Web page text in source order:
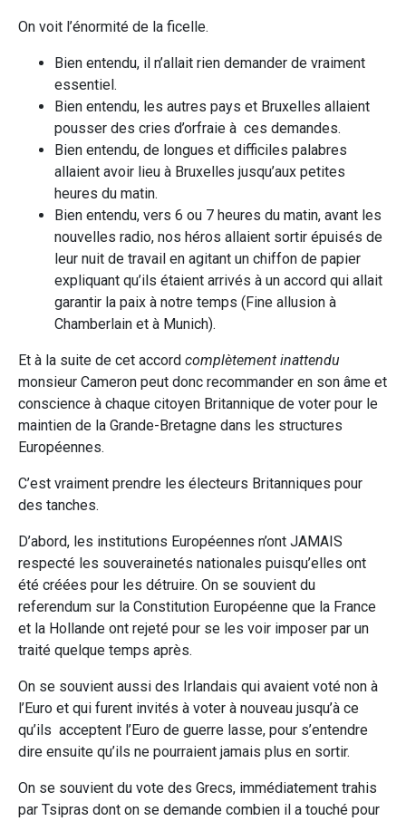
On voit l’énormité de la ficelle.
Bien entendu, il n’allait rien demander de vraiment
essentiel.
Bien entendu, les autres pays et Bruxelles allaient
pousser des cries d’orfraie à ces demandes.
Bien entendu, de longues et difficiles palabres
allaient avoir lieu à Bruxelles jusqu’aux petites
heures du matin.
Bien entendu, vers 6 ou 7 heures du matin, avant les
nouvelles radio, nos héros allaient sortir épuisés de
leur nuit de travail en agitant un chiffon de papier
expliquant qu’ils étaient arrivés à un accord qui allait
garantir la paix à notre temps (Fine allusion à
Chamberlain et à Munich).
Et à la suite de cet accord complètement inattendu
monsieur Cameron peut donc recommander en son âme et
conscience à chaque citoyen Britannique de voter pour le
maintien de la Grande-Bretagne dans les structures
Européennes.
C’est vraiment prendre les électeurs Britanniques pour
des tanches.
D’abord, les institutions Européennes n’ont JAMAIS
respecté les souverainetés nationales puisqu’elles ont
été créées pour les détruire. On se souvient du
referendum sur la Constitution Européenne que la France
et la Hollande ont rejeté pour se les voir imposer par un
traité quelque temps après.
On se souvient aussi des Irlandais qui avaient voté non à
l’Euro et qui furent invités à voter à nouveau jusqu’à ce
qu’ils acceptent l’Euro de guerre lasse, pour s’entendre
dire ensuite qu’ils ne pourraient jamais plus en sortir.
On se souvient du vote des Grecs, immédiatement trahis
par Tsipras dont on se demande combien il a touché pour